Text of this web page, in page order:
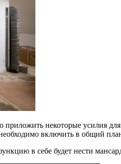
некоторые усилия
включить в общий
в себе будет нести